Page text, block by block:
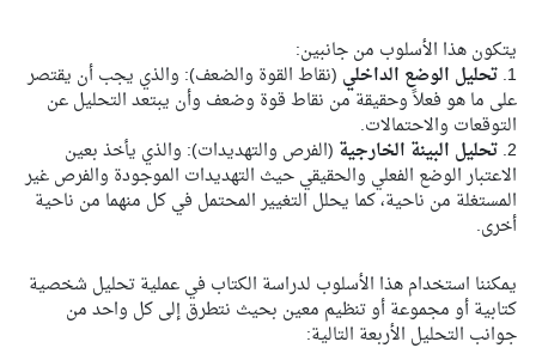
يتكون هذا الأسلوب من جانبين:
1. تحليل الوضع الداخلي (نقاط القوة والضعف): والذي يجب أن يقتصر
على ما هو فعلاً وحقيقة من نقاط قوة وضعف وأن يبتعد التحليل عن
التوقعات والاحتمالات.
2. تحليل البينة الخارجية (الفرص والتهديدات): والذي يأخذ بعين
الاعتبار الوضع الفعلي والحقيقي حيث التهديدات الموجودة والفرص غير
المستغلة من ناحية، كما يحلل التغيير المحتمل في كل منهما من ناحية
أخرى.
يمكننا استخدام هذا الأسلوب لدراسة الكتاب في عملية تحليل شخصية
كتابية أو مجموعة أو تنظيم معين بحيث نتطرق إلى كل واحد من
جوانب التحليل الأربعة التالية: